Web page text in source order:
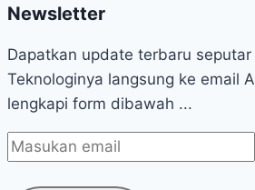
Newsletter
Dapatkan update terbaru seputar
Teknologinya langsung ke email
lengkapi form dibawah ...